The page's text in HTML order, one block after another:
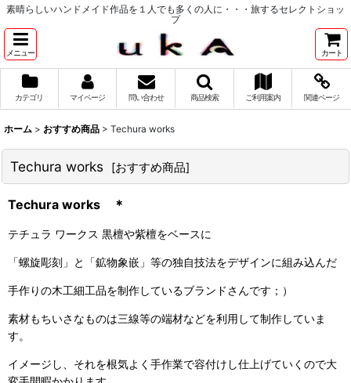
素晴らしいハンドメイド作品を１人でも多くの人に・・・旅するセレクトショッ
プ
メニュー カート
カテゴリ マイページ 問い合わせ 商品検索 ご利用案内 関連ページ
ホーム > おすすめ商品 > Techura works
Techura works [おすすめ商品]
Techura works ＊
テチュラ ワークス 黒檀や紫檀をベースに
「螺旋彫刻」と「鉱物象嵌」等の独自技法をデザインに組み込んだ
手作りの木工細工品を制作しているブランドさんです；）
素材もちいさなものは三線等の端材などを利用して制作していま
す。
イメージし、それを根気よく手作業で容付けし仕上げていくので大